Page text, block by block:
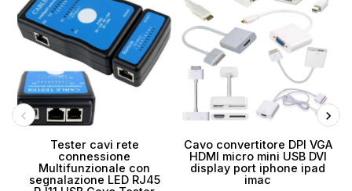
Tester cavi rete
connessione
Multifunzionale con
segnalazione LED RJ45
Cavo convertitore DPI VGA
HDMI micro mini USB DVI
display port iphone ipad
imac